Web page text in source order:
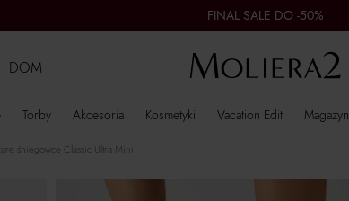
FINAL SALE DO -50%
Torby Akcesoria Kosmetyki Vacation Edit Magazyn
DOM
śniegowce Classic Ultra Mini